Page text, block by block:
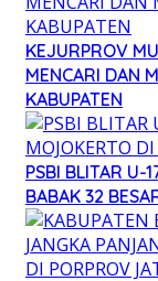
KEJURPROV
MENCARI DAN
KABUPATEN
PSBI BLITAR U-
BABAK 32